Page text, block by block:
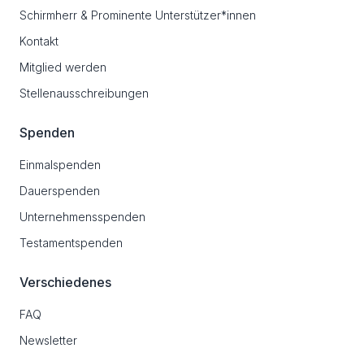
Schirmherr & Prominente Unterstützer*innen
Kontakt
Mitglied werden
Stellenausschreibungen
Spenden
Einmalspenden
Dauerspenden
Unternehmensspenden
Testamentspenden
Verschiedenes
FAQ
Newsletter